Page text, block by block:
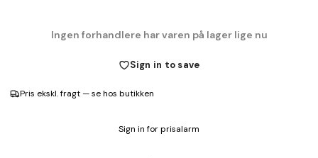
Ingen forhandlere har varen på lager lige nu
Sign in to save
Pris ekskl. fragt — se hos butikken
Sign in for prisalarm